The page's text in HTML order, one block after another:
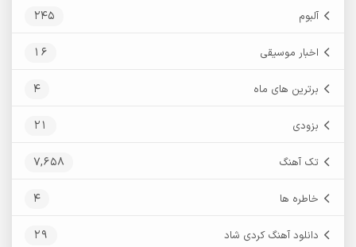
آلبوم 245
اخبار موسیقی 16
برترین های ماه 4
بزودی 21
تک آهنگ 7,658
خاطره ها 4
دانلود آهنگ کردی شاد 29